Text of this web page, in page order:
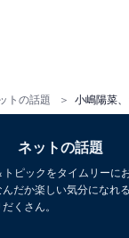
トの話題
ネットの話題
ピックをタイムリーに
だか楽しい気分になれ
くさん。